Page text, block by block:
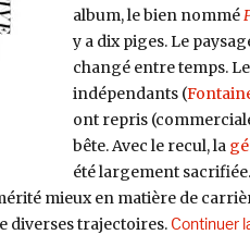
album, le bien nommé
y a dix piges. Le
changé entre temps.
indépendants (
ont repris
bête. Avec le recul, la
été largement
mieux en matière de
diverses trajectoires. Continuer